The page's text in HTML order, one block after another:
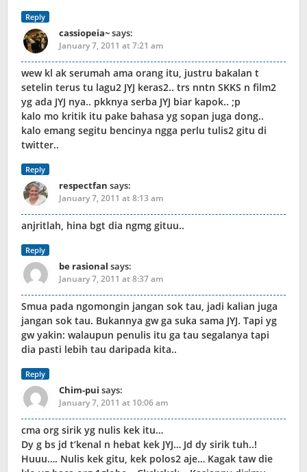
Reply
cassiopeia~says:
January 7, 2011 at 7:21 am
wew kl ak serumah ama orang itu, justru bakalan t
setelin terus tu lagu2 JYJ keras2.. trs nntn SKKS n film2
yg ada JYJ nya.. pkknya serba JYJ biar kapok.. ;p
kalo mo kritik itu pake bahasa yg sopan juga dong..
kalo emang segitu bencinya ngga perlu tulis2 gitu di
twitter..
Reply
respectfan says:
January 7, 2011 at 8:13 am
anjritlah, hina bgt dia ngmg gituu..
Reply
be rasional says:
January 7, 2011 at 8:37 am
Smua pada ngomongin jangan sok tau, jadi kalian juga
jangan sok tau. Bukannya gw ga suka sama JYJ. Tapi yg
gw yakin: walaupun penulis itu ga tau segalanya tapi
dia pasti lebih tau daripada kita..
Reply
Chim-pui says:
January 7, 2011 at 10:06 am
cma org sirik yg nulis kek itu…
Dy g bs jd t’kenal n hebat kek JYJ… Jd dy sirik tuh..!
Huuu…. Nulis kek gitu, kek polos2 aje… Kagak taw die